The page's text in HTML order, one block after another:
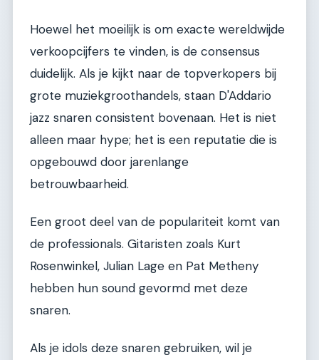
Hoewel het moeilijk is om exacte wereldwijde
verkoopcijfers te vinden, is de consensus
duidelijk. Als je kijkt naar de topverkopers bij
grote muziekgroothandels, staan D'Addario
jazz snaren consistent bovenaan. Het is niet
alleen maar hype; het is een reputatie die is
opgebouwd door jarenlange
betrouwbaarheid.
Een groot deel van de populariteit komt van
de professionals. Gitaristen zoals Kurt
Rosenwinkel, Julian Lage en Pat Metheny
hebben hun sound gevormd met deze
snaren.
Als je idols deze snaren gebruiken, wil je